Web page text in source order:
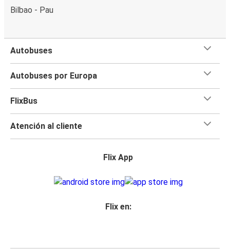
Bilbao - Pau
Autobuses
Autobuses por Europa
FlixBus
Atención al cliente
Flix App
Flix en: